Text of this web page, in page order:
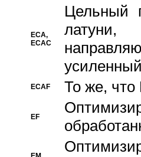
ECA,
ECAC
Цельный
латуни,
ECAF То же, что
EF